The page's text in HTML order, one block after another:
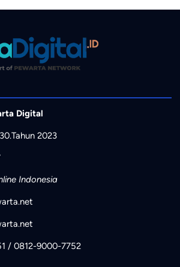
Digital
2023
Indonesia
/ 0812-9000-7752